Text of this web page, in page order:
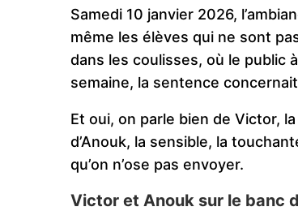
Samedi 10 janvier 2026,
même les élèves qui ne sont
dans les coulisses, où le public
semaine, la sentence
Et oui, on parle bien de Victor,
d’Anouk, la sensible, la
qu’on n’ose pas envoyer.
Victor et Anouk sur le banc